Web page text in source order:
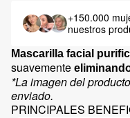
+150.000
nuestros
Mascarilla facial
suavemente
*La imagen del
enviado.
PRINCIPALES